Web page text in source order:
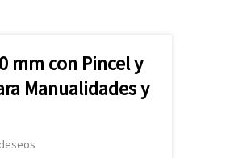
mm con Pincel y
Manualidades y